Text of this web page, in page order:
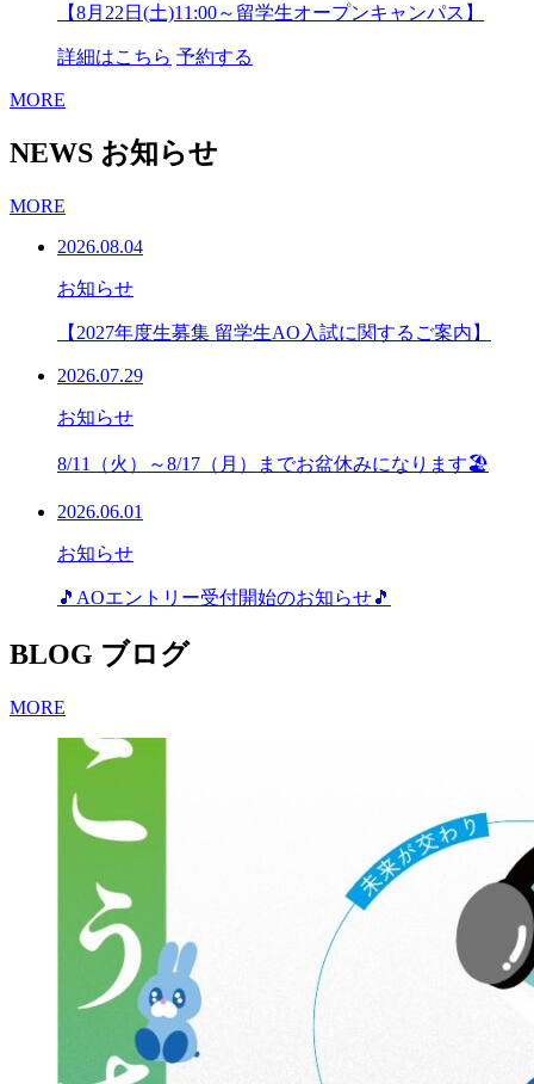
【8月22日(土)11:00～留学生オープンキャンパス】
詳細はこちら 予約する
MORE
NEWS お知らせ
MORE
2026.08.04
お知らせ
【2027年度生募集 留学生AO入試に関するご案内】
2026.07.29
お知らせ
8/11（火）～8/17（月）までお盆休みになります🏖
2026.06.01
お知らせ
🎵AOエントリー受付開始のお知らせ🎵
BLOG ブログ
MORE